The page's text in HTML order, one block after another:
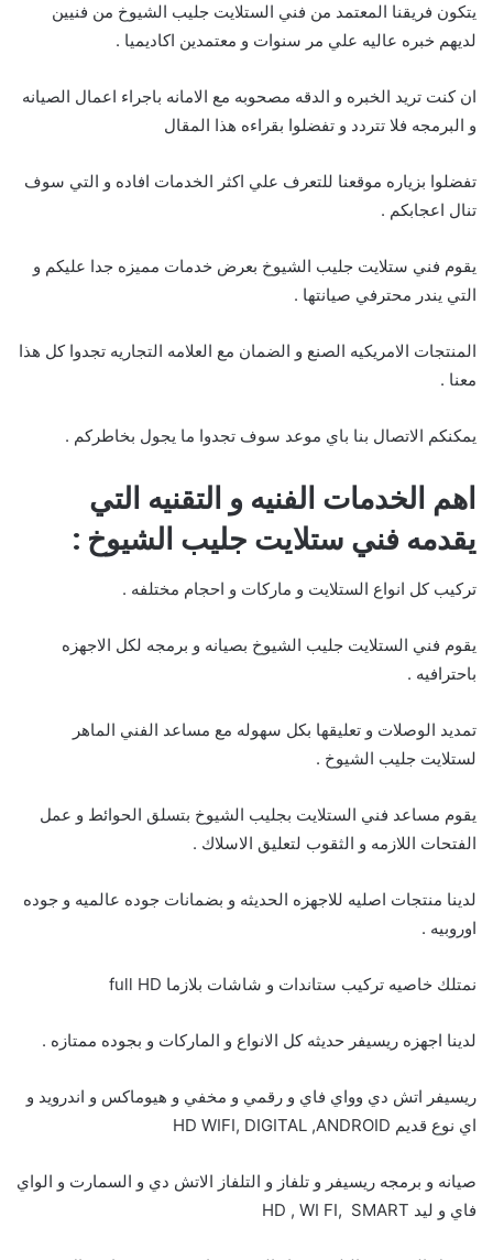
يتكون فريقنا المعتمد من فني الستلايت جليب الشيوخ من فنيين
لديهم خبره عاليه علي مر سنوات و معتمدين اكاديميا .
ان كنت تريد الخبره و الدقه مصحوبه مع الامانه باجراء اعمال الصيانه
و البرمجه فلا تتردد و تفضلوا بقراءه هذا المقال
تفضلوا بزياره موقعنا للتعرف علي اكثر الخدمات افاده و التي سوف
تنال اعجابكم .
يقوم فني ستلايت جليب الشيوخ بعرض خدمات مميزه جدا عليكم و
التي يندر محترفي صيانتها .
المنتجات الامريكيه الصنع و الضمان مع العلامه التجاريه تجدوا كل هذا
معنا .
يمكنكم الاتصال بنا باي موعد سوف تجدوا ما يجول بخاطركم .
اهم الخدمات الفنيه و التقنيه التي
يقدمه فني ستلايت جليب الشيوخ :
تركيب كل انواع الستلايت و ماركات و احجام مختلفه .
يقوم فني الستلايت جليب الشيوخ بصيانه و برمجه لكل الاجهزه
باحترافيه .
تمديد الوصلات و تعليقها بكل سهوله مع مساعد الفني الماهر
لستلايت جليب الشيوخ .
يقوم مساعد فني الستلايت بجليب الشيوخ بتسلق الحوائط و عمل
الفتحات اللازمه و الثقوب لتعليق الاسلاك .
لدينا منتجات اصليه للاجهزه الحديثه و بضمانات جوده عالميه و جوده
اوروبيه .
نمتلك خاصيه تركيب ستاندات و شاشات بلازما full HD
لدينا اجهزه ريسيفر حديثه كل الانواع و الماركات و بجوده ممتازه .
ريسيفر اتش دي وواي فاي و رقمي و مخفي و هيوماكس و اندرويد و
اي نوع قديم HD WIFI, DIGITAL ,ANDROID
صيانه و برمجه ريسيفر و تلفاز و التلفاز الاتش دي و السمارت و الواي
فاي و ليد HD , WI FI, SMART